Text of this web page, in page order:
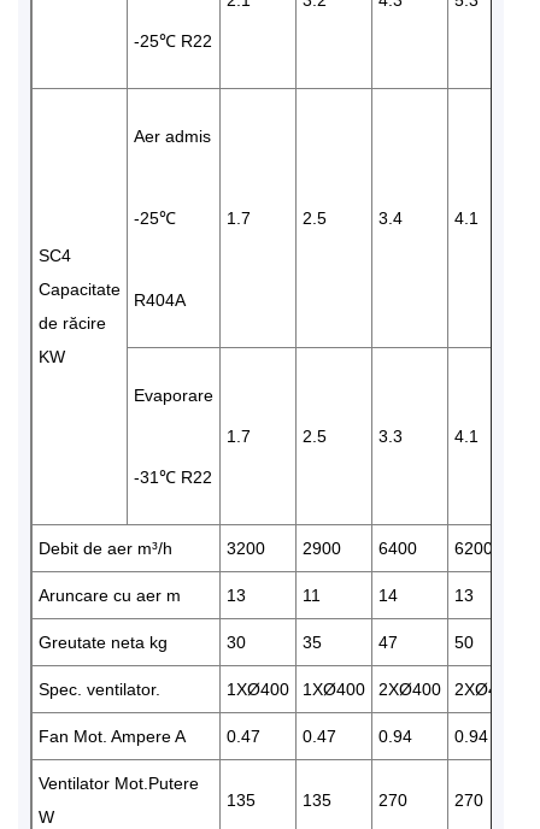
-25℃ R22
SC4
Capacitate
de răcire
KW
Aer admis
-25℃
R404A
1.7 2.5 3.4 4.1
Evaporare
-31℃ R22
1.7 2.5 3.3 4.1
Debit de aer m³/h 3200 2900 6400 6200
Aruncare cu aer m 13 11 14 13
Greutate neta kg 30 35 47 50
Spec. ventilator. 1XØ400 1XØ400 2XØ400 2XØ400
Fan Mot. Ampere A 0.47 0.47 0.94 0.94
Ventilator Mot.Putere
W
135 135 270 270